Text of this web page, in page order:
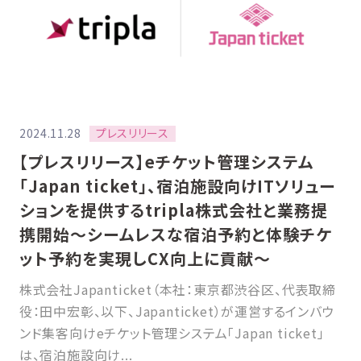
2024.11.28 プレスリリース
【プレスリリース】eチケット管理システム
「Japan ticket」、宿泊施設向けITソリュー
ションを提供するtripla株式会社と業務提
携開始〜シームレスな宿泊予約と体験チケ
ット予約を実現しCX向上に貢献〜
株式会社Japanticket（本社：東京都渋谷区、代表取締
役：田中宏彰、以下、Japanticket）が運営するインバウ
ンド集客向けeチケット管理システム「Japan ticket」
は、宿泊施設向け...